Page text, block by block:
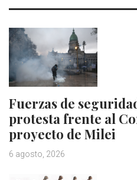
Fuerzas de
protesta frente al
proyecto de Milei
6 agosto, 2026